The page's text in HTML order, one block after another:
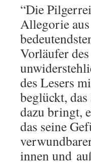
“Die
Allegorie
Vorläufer
des Lesers
beglückt,
dazu bringt,
das seine
innen und